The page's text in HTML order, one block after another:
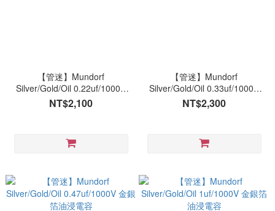
【管迷】Mundorf
Silver/Gold/Oil 0.22uf/1000V
金銀箔油浸電容
NT$2,100
【管迷】Mundorf
Silver/Gold/Oil 0.33uf/1000V
金銀箔油浸電容
NT$2,300